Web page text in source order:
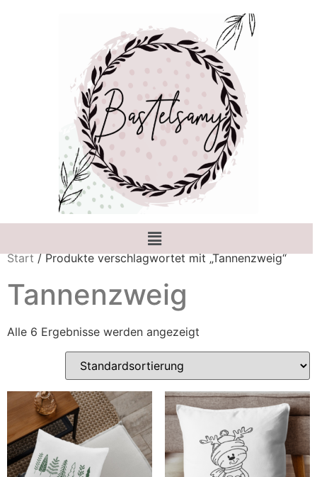
Start/ Produkte verschlagwortet mit „Tannenzweig“
Tannenzweig
Alle 6 Ergebnisse werden angezeigt